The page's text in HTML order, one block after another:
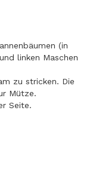
(in
linken Maschen
zu stricken. Die
Mütze.
Seite.